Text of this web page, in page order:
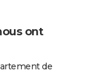
ont
de